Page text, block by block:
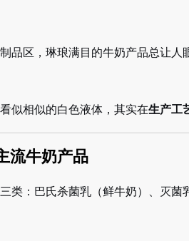
品区，琳琅满目的牛奶产品总让
似相似的白色液体，其实在生产工
流牛奶产品
类：巴氏杀菌乳（鲜牛奶）、灭菌